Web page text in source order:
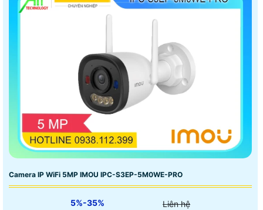
Camera IP WiFi 5MP IMOU IPC-S3EP-5M0WE-PRO
5%-35% Liên hệ